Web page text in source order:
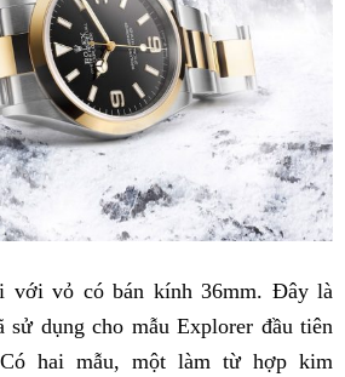
với vỏ có bán kính 36mm. Đây là
dụng cho mẫu Explorer đầu tiên
hai mẫu, một làm từ hợp kim